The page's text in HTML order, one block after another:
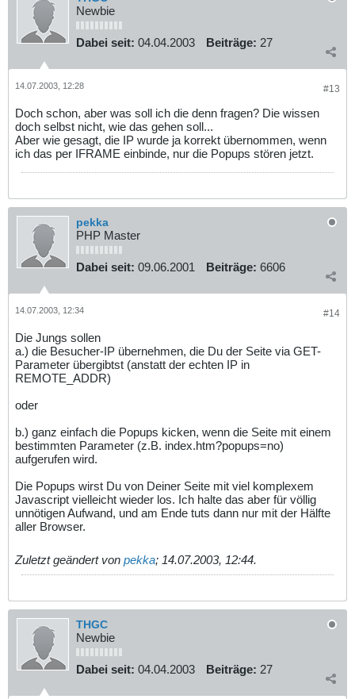
Newbie
Dabei seit: 04.04.2003 Beiträge: 27
#13
14.07.2003, 12:28
Doch schon, aber was soll ich die denn fragen? Die wissen
doch selbst nicht, wie das gehen soll...
Aber wie gesagt, die IP wurde ja korrekt übernommen, wenn
ich das per IFRAME einbinde, nur die Popups stören jetzt.
pekka
PHP Master
Dabei seit: 09.06.2001 Beiträge: 6606
#14
14.07.2003, 12:34
Die Jungs sollen
a.) die Besucher-IP übernehmen, die Du der Seite via GET-
Parameter übergibtst (anstatt der echten IP in
REMOTE_ADDR)
oder
b.) ganz einfach die Popups kicken, wenn die Seite mit einem
bestimmten Parameter (z.B. index.htm?popups=no)
aufgerufen wird.
Die Popups wirst Du von Deiner Seite mit viel komplexem
Javascript vielleicht wieder los. Ich halte das aber für völlig
unnötigen Aufwand, und am Ende tuts dann nur mit der Hälfte
aller Browser.
Zuletzt geändert von pekka; 14.07.2003, 12:44.
THGC
Newbie
Dabei seit: 04.04.2003 Beiträge: 27